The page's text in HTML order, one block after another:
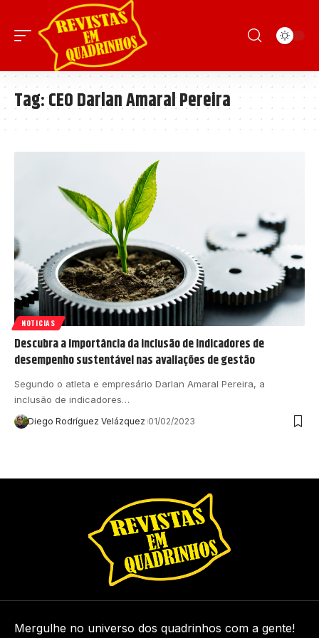
Tag:CEO Darlan Amaral Pereira
NOTICIAS
Descubra a importância da inclusão de indicadores de
desempenho sustentável nas avaliações de gestão
Segundo o atleta e empresário Darlan Amaral Pereira, a
inclusão de indicadores…
Diego Rodríguez Velázquez 01/02/2023
Mergulhe no universo dos quadrinhos com a gente!